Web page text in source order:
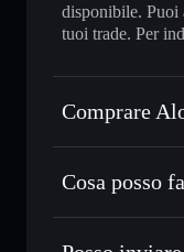
disponibile. Puoi
tuoi trade. Per
Comprare
Alova App non
Cosa posso
Alova App